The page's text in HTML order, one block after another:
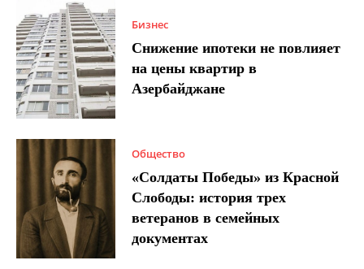
Бизнес
Снижение ипотеки не повлияет
на цены квартир в
Азербайджане
Общество
«Солдаты Победы» из Красной
Слободы: история трех
ветеранов в семейных
документах